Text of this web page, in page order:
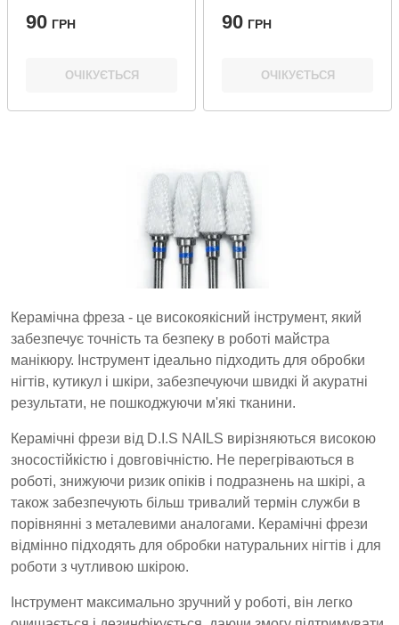
90 ГРН
ОЧІКУЄТЬСЯ
90 ГРН
ОЧІКУЄТЬСЯ
Керамічна фреза - це високоякісний інструмент, який
забезпечує точність та безпеку в роботі майстра
манікюру. Інструмент ідеально підходить для обробки
нігтів, кутикул і шкіри, забезпечуючи швидкі й акуратні
результати, не пошкоджуючи м'які тканини.
Керамічні фрези від D.I.S NAILS вирізняються високою
зносостійкістю і довговічністю. Не перегріваються в
роботі, знижуючи ризик опіків і подразнень на шкірі, а
також забезпечують більш тривалий термін служби в
порівнянні з металевими аналогами. Керамічні фрези
відмінно підходять для обробки натуральних нігтів і для
роботи з чутливою шкірою.
Інструмент максимально зручний у роботі, він легко